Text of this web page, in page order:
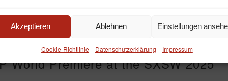
Akzeptieren Ablehnen Einstellungen
Cookie-Richtlinie Datenschutzerklärung Impressum
Premiere Posted 23. Januar 2025
World Premiere at the SXSW 2025